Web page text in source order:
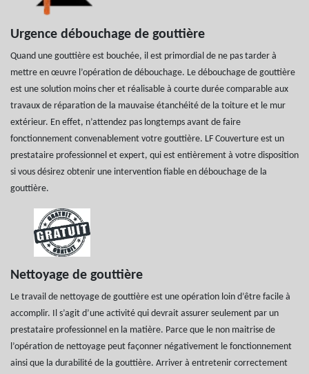
Urgence débouchage de gouttière
Quand une gouttière est bouchée, il est primordial de ne pas tarder à
mettre en œuvre l’opération de débouchage. Le débouchage de gouttière
est une solution moins cher et réalisable à courte durée comparable aux
travaux de réparation de la mauvaise étanchéité de la toiture et le mur
extérieur. En effet, n’attendez pas longtemps avant de faire
fonctionnement convenablement votre gouttière. LF Couverture est un
prestataire professionnel et expert, qui est entièrement à votre disposition
si vous désirez obtenir une intervention fiable en débouchage de la
gouttière.
Nettoyage de gouttière
Le travail de nettoyage de gouttière est une opération loin d’être facile à
accomplir. Il s’agit d’une activité qui devrait assurer seulement par un
prestataire professionnel en la matière. Parce que le non maitrise de
l’opération de nettoyage peut façonner négativement le fonctionnement
ainsi que la durabilité de la gouttière. Arriver à entretenir correctement